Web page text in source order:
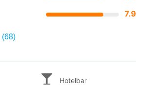
7.9
(68)
Hotelbar